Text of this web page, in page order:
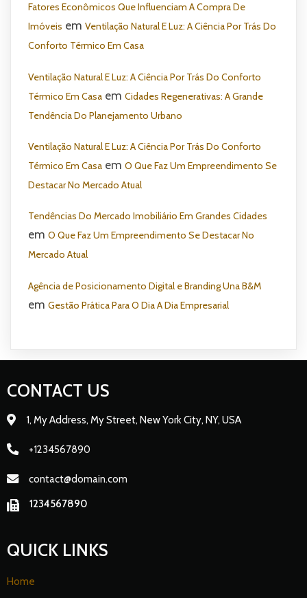
Fatores Econômicos Que Influenciam A Compra De
Imóveis em Ventilação Natural E Luz: A Ciência Por Trás Do
Conforto Térmico Em Casa
Ventilação Natural E Luz: A Ciência Por Trás Do Conforto
Térmico Em Casa em Cidades Regenerativas: A Grande
Tendência Do Planejamento Urbano
Ventilação Natural E Luz: A Ciência Por Trás Do Conforto
Térmico Em Casa em O Que Faz Um Empreendimento Se
Destacar No Mercado Atual
Tendências Do Mercado Imobiliário Em Grandes Cidades
em O Que Faz Um Empreendimento Se Destacar No
Mercado Atual
Agência de Posicionamento Digital e Branding Una B&M
em Gestão Prática Para O Dia A Dia Empresarial
CONTACT US
1, My Address, My Street, New York City, NY, USA
+1234567890
contact@domain.com
1234567890
QUICK LINKS
Home